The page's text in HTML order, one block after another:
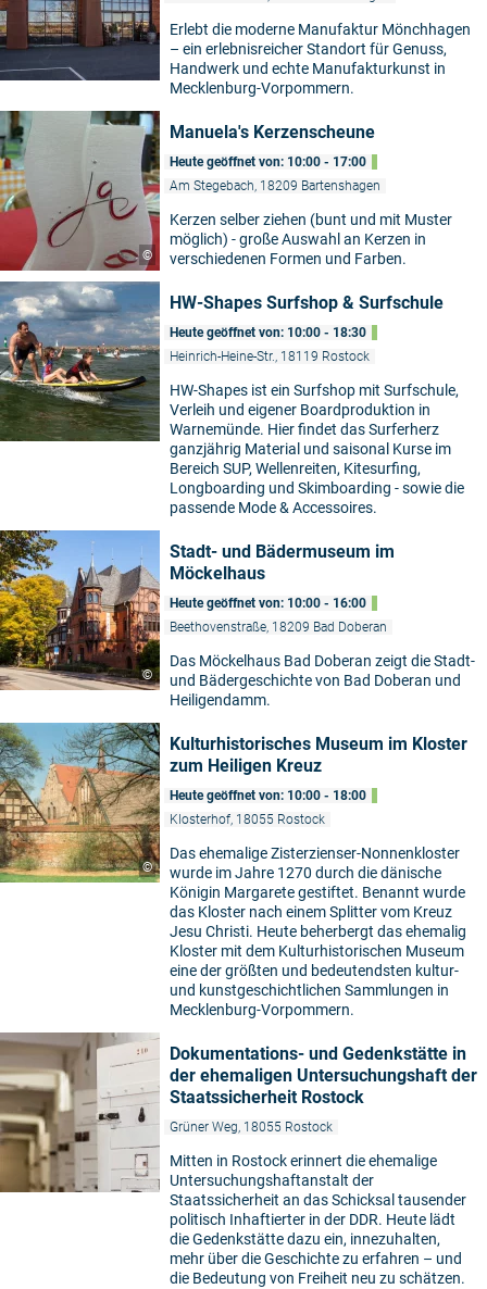
Erlebt die moderne Manufaktur Mönchhagen
– ein erlebnisreicher Standort für Genuss,
Handwerk und echte Manufakturkunst in
Mecklenburg-Vorpommern.
©
Manuela's Kerzenscheune
Heute geöffnet von: 10:00 - 17:00
Am Stegebach, 18209 Bartenshagen
Kerzen selber ziehen (bunt und mit Muster
möglich) - große Auswahl an Kerzen in
verschiedenen Formen und Farben.
HW-Shapes Surfshop & Surfschule
Heute geöffnet von: 10:00 - 18:30
Heinrich-Heine-Str., 18119 Rostock
HW-Shapes ist ein Surfshop mit Surfschule,
Verleih und eigener Boardproduktion in
Warnemünde. Hier findet das Surferherz
ganzjährig Material und saisonal Kurse im
Bereich SUP, Wellenreiten, Kitesurfing,
Longboarding und Skimboarding - sowie die
passende Mode & Accessoires.
©
Stadt- und Bädermuseum im
Möckelhaus
Heute geöffnet von: 10:00 - 16:00
Beethovenstraße, 18209 Bad Doberan
Das Möckelhaus Bad Doberan zeigt die Stadt-
und Bädergeschichte von Bad Doberan und
Heiligendamm.
©
Kulturhistorisches Museum im Kloster
zum Heiligen Kreuz
Heute geöffnet von: 10:00 - 18:00
Klosterhof, 18055 Rostock
Das ehemalige Zisterzienser-Nonnenkloster
wurde im Jahre 1270 durch die dänische
Königin Margarete gestiftet. Benannt wurde
das Kloster nach einem Splitter vom Kreuz
Jesu Christi. Heute beherbergt das ehemalig
Kloster mit dem Kulturhistorischen Museum
eine der größten und bedeutendsten kultur-
und kunstgeschichtlichen Sammlungen in
Mecklenburg-Vorpommern.
Dokumentations- und Gedenkstätte in
der ehemaligen Untersuchungshaft der
Staatssicherheit Rostock
Grüner Weg, 18055 Rostock
Mitten in Rostock erinnert die ehemalige
Untersuchungshaftanstalt der
Staatssicherheit an das Schicksal tausender
politisch Inhaftierter in der DDR. Heute lädt
die Gedenkstätte dazu ein, innezuhalten,
mehr über die Geschichte zu erfahren – und
die Bedeutung von Freiheit neu zu schätzen.